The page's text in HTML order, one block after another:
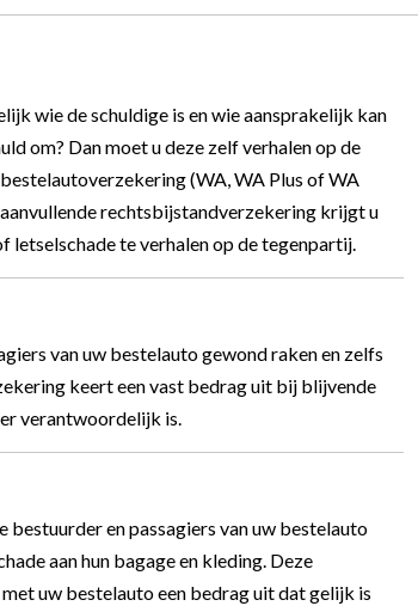
wie de schuldige is en wie aansprakelijk kan
om? Dan moet u deze zelf verhalen op de
(WA, WA Plus of WA
rechtsbijstandverzekering krijgt u
letselschade te verhalen op de tegenpartij.
van uw bestelauto gewond raken en zelfs
keert een vast bedrag uit bij blijvende
verantwoordelijk is.
en passagiers van uw bestelauto
aan hun bagage en kleding. Deze
uw bestelauto een bedrag uit dat gelijk is